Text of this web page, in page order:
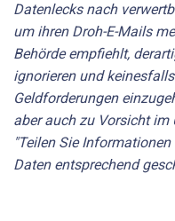
Datenlecks nach
um ihren Droh-E-Mails
Behörde empfiehlt,
ignorieren und
Geldforderungen
aber auch zu Vorsicht
"Teilen Sie
Daten entsprechend